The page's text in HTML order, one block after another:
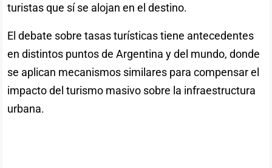
turistas que sí se alojan en el destino.
El debate sobre tasas turísticas tiene antecedentes
en distintos puntos de Argentina y del mundo, donde
se aplican mecanismos similares para compensar el
impacto del turismo masivo sobre la infraestructura
urbana.